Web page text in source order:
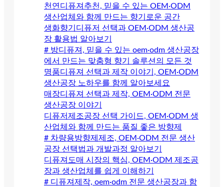
천연디퓨져추천, 믿을 수 있는 OEM·ODM
생산업체와 함께 만드는 향기로운 공간
생화향기디퓨저 선택과 OEM·ODM 생산공
장 활용법 알아보기
# 방디퓨져, 믿을 수 있는 oem·odm 생산공장
에서 만드는 맞춤형 향기 솔루션의 모든 것
명품디퓨져 선택과 제작 이야기, OEM·ODM
생산공장 노하우를 함께 알아보세요
매장디퓨져 선택과 제작, OEM·ODM 전문
생산공장 이야기
디퓨저제조공장 선택 가이드, OEM·ODM 생
산업체와 함께 만드는 품질 좋은 방향제
# 차량용방향제제조, OEM·ODM 전문 생산
공장 선택법과 개발과정 알아보기
디퓨져도매 시장의 핵심, OEM·ODM 제조공
장과 생산업체를 쉽게 이해하기
# 디퓨져제작, oem·odm 전문 생산공장과 함